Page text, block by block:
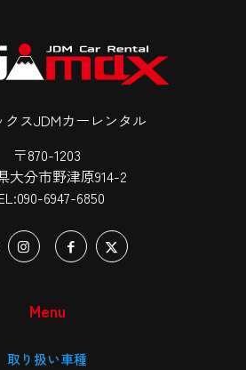
クスJDMカーレンタル
〒870-1203
大分市野津原914-2
6947-6850
Menu
取り扱い車種